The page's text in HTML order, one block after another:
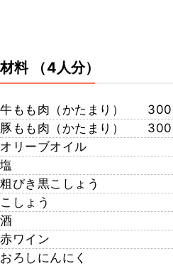
材料 （4人分）
牛もも肉（かたまり）
豚もも肉（かたまり）
オリーブオイル
塩
粗びき黒こしょう
こしょう
酒
赤ワイン
おろしにんにく